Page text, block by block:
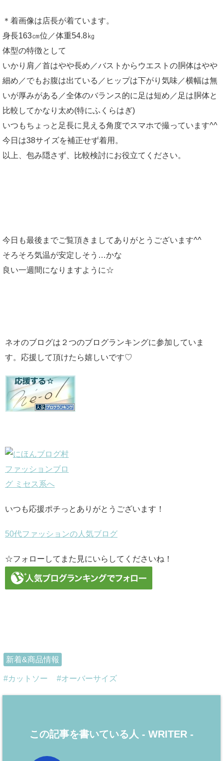
＊着画像は店長が着ています。
身長163㎝位／体重54.8㎏
体型の特徴として
いかり肩／首はやや長め／バストからウエストの胴体はやや
細め／でもお腹は出ている／ヒップは下がり気味／横幅は無
いが厚みがある／全体のバランス的に足は短め／足は胴体と
比較してかなり太め(特にふくらはぎ)
いつもちょっと足長に見える角度でスマホで撮っています^^
今日は38サイズを補正せず着用。
以上、包み隠さず、比較検討にお役立てください。
今日も最後までご覧頂きましてありがとうございます^^
そろそろ気温が安定しそう…かな
良い一週間になりますように☆
ネオのブログは２つのブログランキングに参加していま
す。応援して頂けたら嬉しいです♡
いつも応援ポチっとありがとうございます！
50代ファッションの人気ブログ
☆フォローしてまた見にいらしてくださいね！
新着&商品情報
カットソー オーバーサイズ
この記事を書いている人 - WRITER -